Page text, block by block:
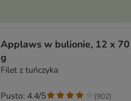
Applaws w bulionie, 12 x 70
g
Filet z tuńczyka
Pusto: 4.4/5 (902)